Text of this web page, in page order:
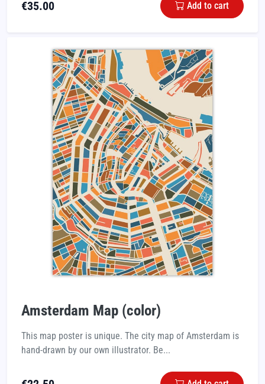
€35.00 Add to cart
Amsterdam Map (color)
This map poster is unique. The city map of Amsterdam is
hand-drawn by our own illustrator. Be...